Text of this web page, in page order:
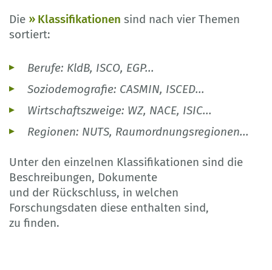
Die
Klassifikationen sind nach vier Themen
sortiert:
Berufe: KldB, ISCO, EGP...
Soziodemografie: CASMIN, ISCED...
Wirtschaftszweige: WZ, NACE, ISIC...
Regionen: NUTS, Raumordnungsregionen...
Unter den einzelnen Klassifikationen sind die
Beschreibungen, Dokumente
und der Rückschluss, in welchen
Forschungsdaten diese enthalten sind,
zu finden.